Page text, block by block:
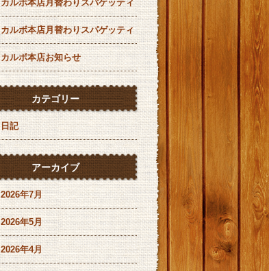
カルボ本店月替わりスパゲッティ
カルボ本店月替わりスパゲッティ
カルボ本店お知らせ
カテゴリー
日記
アーカイブ
2026年7月
2026年5月
2026年4月